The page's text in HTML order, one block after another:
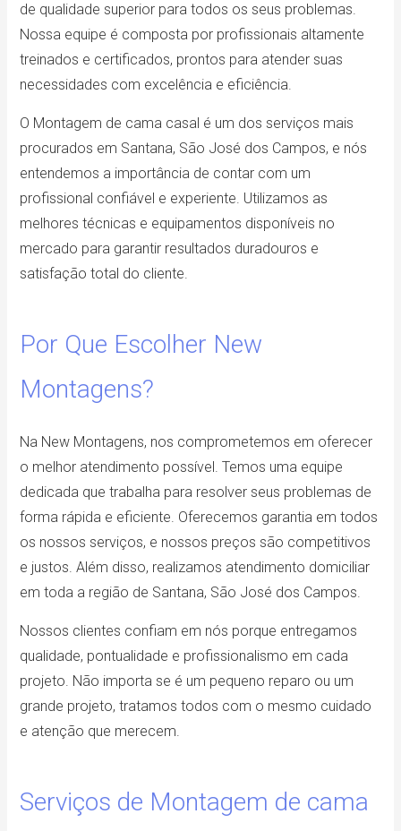
de qualidade superior para todos os seus problemas.
Nossa equipe é composta por profissionais altamente
treinados e certificados, prontos para atender suas
necessidades com excelência e eficiência.
O Montagem de cama casal é um dos serviços mais
procurados em Santana, São José dos Campos, e nós
entendemos a importância de contar com um
profissional confiável e experiente. Utilizamos as
melhores técnicas e equipamentos disponíveis no
mercado para garantir resultados duradouros e
satisfação total do cliente.
Por Que Escolher New
Montagens?
Na New Montagens, nos comprometemos em oferecer
o melhor atendimento possível. Temos uma equipe
dedicada que trabalha para resolver seus problemas de
forma rápida e eficiente. Oferecemos garantia em todos
os nossos serviços, e nossos preços são competitivos
e justos. Além disso, realizamos atendimento domiciliar
em toda a região de Santana, São José dos Campos.
Nossos clientes confiam em nós porque entregamos
qualidade, pontualidade e profissionalismo em cada
projeto. Não importa se é um pequeno reparo ou um
grande projeto, tratamos todos com o mesmo cuidado
e atenção que merecem.
Serviços de Montagem de cama